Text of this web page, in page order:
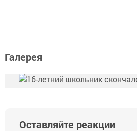
Галерея
Оставляйте реакции